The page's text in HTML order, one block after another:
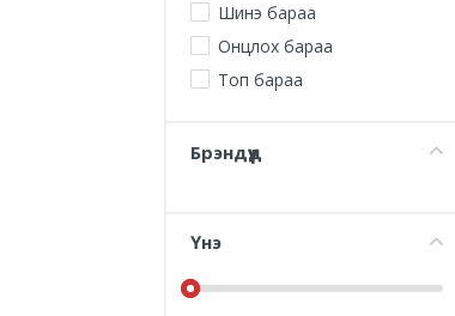
Шинэ бараа
Онцлох бараа
Топ бараа
Брэндүүд
Үнэ